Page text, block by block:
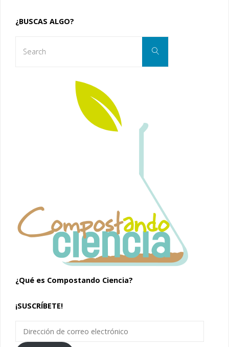
¿BUSCAS ALGO?
Search
¿Qué es Compostando Ciencia?
¡SUSCRÍBETE!
Dirección